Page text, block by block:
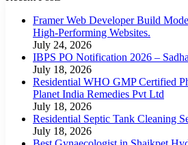
Framer Web Developer Build
High-Performing Websites.
July 24, 2026
IBPS PO Notification 2026 –
July 18, 2026
Residential WHO GMP Certified
Planet India Remedies Pvt Ltd
July 18, 2026
Residential Septic Tank Cleaning
July 18, 2026